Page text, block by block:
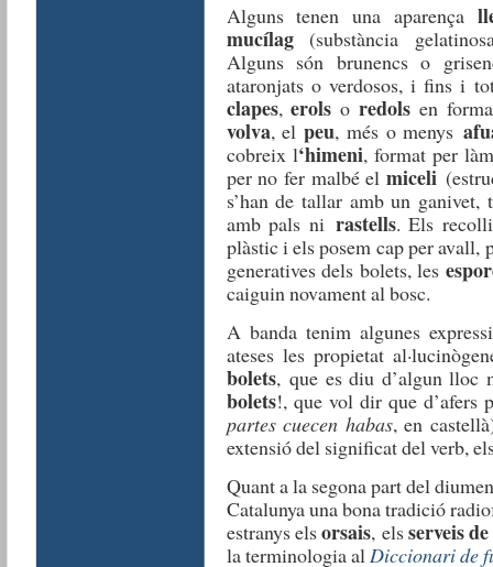
Alguns tenen una aparença
mucílag(substància
Alguns són brunencs o
ataronjats o verdosos, i fins i
clapes,erols oredols en
volva, elpeu, més o menys
cobreix l‘himeni, format per
per no fer malbé elmiceli
s’han de tallar amb un
amb pals ni rastells. Els
plàstic i els posem cap per avall,
generatives dels bolets, les
caiguin novament al bosc.
A banda tenim algunes
ateses les propietat
bolets, que es diu d’algun
bolets!, que vol dir que d’afers
partes cuecen habas, en
extensió del significat del verb,
Quant a la segona part del
Catalunya una bona tradició
estranys elsorsais, elsserveis
la terminologia alDiccionari de